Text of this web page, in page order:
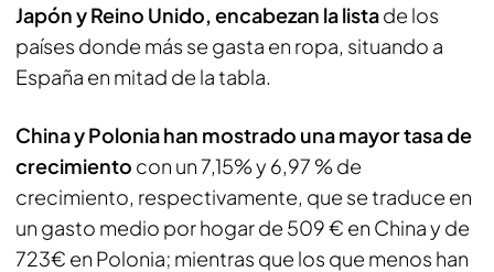
Japón y Reino Unido, encabezan la listade los
países donde más se gasta en ropa, situando a
España en mitad de la tabla.
China y Polonia han mostrado una mayor tasa de
crecimiento con un 7,15% y 6,97 % de
crecimiento, respectivamente, que se traduce en
un gasto medio por hogar de 509 € en China y de
723€ en Polonia; mientras que los que menos han